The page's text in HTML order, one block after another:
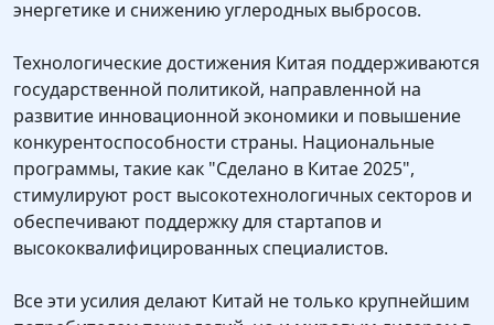
энергетике и снижению углеродных выбросов.
Технологические достижения Китая поддерживаются
государственной политикой, направленной на
развитие инновационной экономики и повышение
конкурентоспособности страны. Национальные
программы, такие как "Сделано в Китае 2025",
стимулируют рост высокотехнологичных секторов и
обеспечивают поддержку для стартапов и
высококвалифицированных специалистов.
Все эти усилия делают Китай не только крупнейшим